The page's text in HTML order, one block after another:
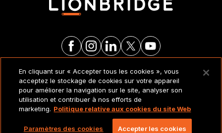
MENTIONS LÉGALES ET
POLITIQUES
Copyright 2026 Lionbridge Technologies, LLC. Tous
droits réservés.
En cliquant sur « Accepter tous les cookies », vous
acceptez le stockage de cookies sur votre appareil
pour améliorer la navigation sur le site, analyser son
utilisation et contribuer à nos efforts de
marketing. Politique relative aux cookies du site Web
Paramètres des cookies Accepter les cookies